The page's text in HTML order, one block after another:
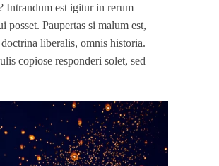
Intrandum est igitur in rerum
Paupertas si malum est,
liberalis, omnis historia.
copiose responderi solet, sed